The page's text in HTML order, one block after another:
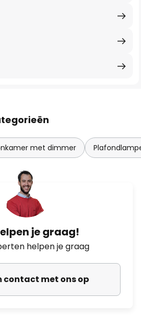
met dimmer
je graag!
helpen je graag
contact met ons op